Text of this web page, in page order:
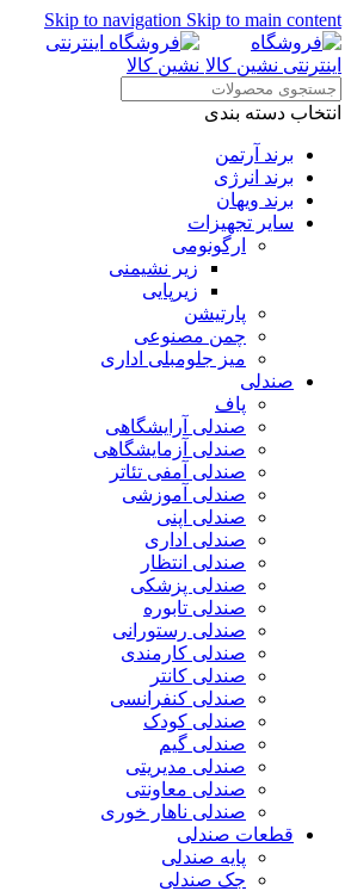
Skip to navigation Skip to main content
انتخاب دسته بندی
برند آرتمن
برند انرژی
برند ویهان
سایر تجهیزات
ارگونومی
زیر نشیمنی
زیرپایی
پارتیشن
چمن مصنوعی
میز جلومبلی اداری
صندلی
پاف
صندلی آرایشگاهی
صندلی آزمایشگاهی
صندلی آمفی تئاتر
صندلی آموزشی
صندلی اپنی
صندلی اداری
صندلی انتظار
صندلی پزشکی
صندلی تابوره
صندلی رستورانی
صندلی کارمندی
صندلی کانتر
صندلی کنفرانسی
صندلی کودک
صندلی گیم
صندلی مدیریتی
صندلی معاونتی
صندلی ناهار خوری
قطعات صندلی
پایه صندلی
جک صندلی